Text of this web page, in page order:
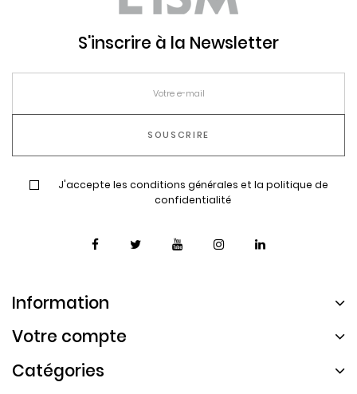
S'inscrire à la Newsletter
J'accepte les conditions générales et la politique de
confidentialité
Information
Votre compte
Catégories